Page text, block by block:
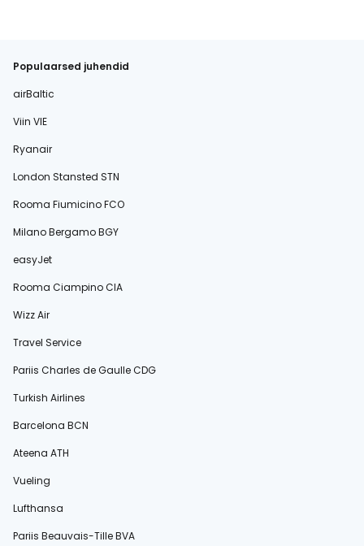
Populaarsed juhendid
airBaltic
Viin VIE
Ryanair
London Stansted STN
Rooma Fiumicino FCO
Milano Bergamo BGY
easyJet
Rooma Ciampino CIA
Wizz Air
Travel Service
Pariis Charles de Gaulle CDG
Turkish Airlines
Barcelona BCN
Ateena ATH
Vueling
Lufthansa
Pariis Beauvais-Tille BVA